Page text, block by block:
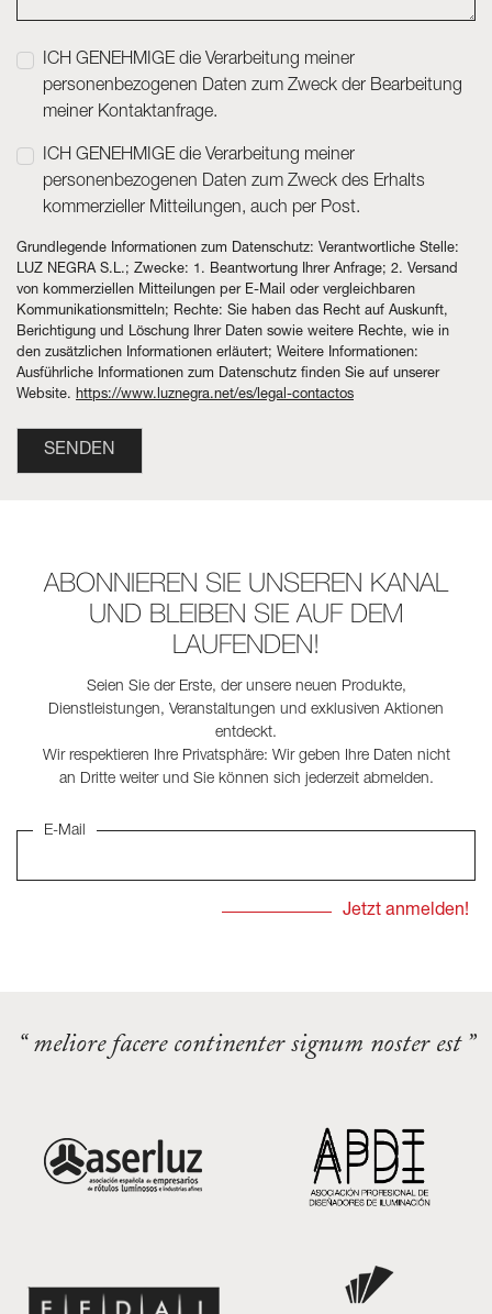
ICH GENEHMIGE die Verarbeitung meiner
personenbezogenen Daten zum Zweck der Bearbeitung
meiner Kontaktanfrage.
ICH GENEHMIGE die Verarbeitung meiner
personenbezogenen Daten zum Zweck des Erhalts
kommerzieller Mitteilungen, auch per Post.
Grundlegende Informationen zum Datenschutz: Verantwortliche Stelle:
LUZ NEGRA S.L.; Zwecke: 1. Beantwortung Ihrer Anfrage; 2. Versand
von kommerziellen Mitteilungen per E-Mail oder vergleichbaren
Kommunikationsmitteln; Rechte: Sie haben das Recht auf Auskunft,
Berichtigung und Löschung Ihrer Daten sowie weitere Rechte, wie in
den zusätzlichen Informationen erläutert; Weitere Informationen:
Ausführliche Informationen zum Datenschutz finden Sie auf unserer
Website. https://www.luznegra.net/es/legal-contactos
ABONNIEREN SIE UNSEREN KANAL
UND BLEIBEN SIE AUF DEM
LAUFENDEN!
Seien Sie der Erste, der unsere neuen Produkte,
Dienstleistungen, Veranstaltungen und exklusiven Aktionen
entdeckt.
Wir respektieren Ihre Privatsphäre: Wir geben Ihre Daten nicht
an Dritte weiter und Sie können sich jederzeit abmelden.
E-Mail
“ meliore facere continenter signum noster est ”